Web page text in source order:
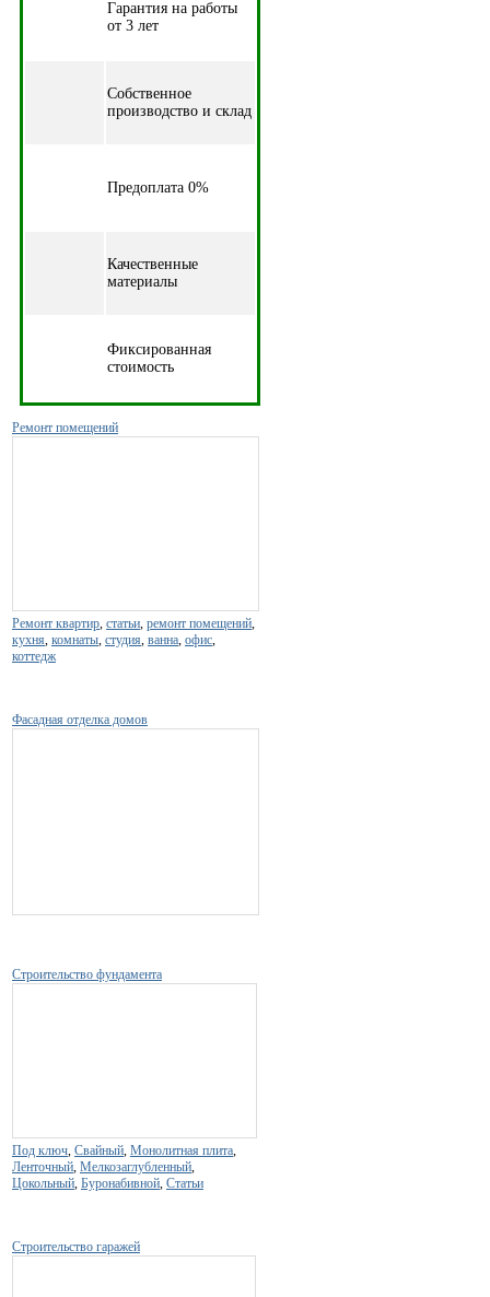
Гарантия на работы
от 3 лет
Собственное
производство и склад
Предоплата 0%
Качественные
материалы
Фиксированная
стоимость
Ремонт помещений
Ремонт квартир, статьи, ремонт помещений,
кухня, комнаты, студия, ванна, офис,
коттедж
Фасадная отделка домов
Строительство фундамента
Под ключ, Свайный, Монолитная плита,
Ленточный, Мелкозаглубленный,
Цокольный, Буронабивной, Статьи
Строительство гаражей